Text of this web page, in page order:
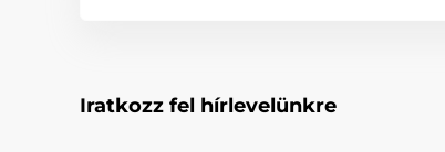
Iratkozz fel hírlevelünkre